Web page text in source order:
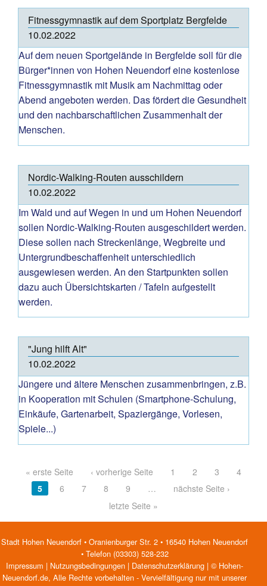
Fitnessgymnastik auf dem Sportplatz Bergfelde
10.02.2022
Auf dem neuen Sportgelände in Bergfelde soll für die
Bürger*innen von Hohen Neuendorf eine kostenlose
Fitnessgymnastik mit Musik am Nachmittag oder
Abend angeboten werden. Das fördert die Gesundheit
und den nachbarschaftlichen Zusammenhalt der
Menschen.
Nordic-Walking-Routen ausschildern
10.02.2022
Im Wald und auf Wegen in und um Hohen Neuendorf
sollen Nordic-Walking-Routen ausgeschildert werden.
Diese sollen nach Streckenlänge, Wegbreite und
Untergrundbeschaffenheit unterschiedlich
ausgewiesen werden. An den Startpunkten sollen
dazu auch Übersichtskarten / Tafeln aufgestellt
werden.
"Jung hilft Alt"
10.02.2022
Jüngere und ältere Menschen zusammenbringen, z.B.
in Kooperation mit Schulen (Smartphone-Schulung,
Einkäufe, Gartenarbeit, Spaziergänge, Vorlesen,
Spiele...)
Pages
« erste Seite ‹ vorherige Seite 1 2 3
4
5
6 7 8 9 …
nächste Seite ›
letzte Seite »
Stadt Hohen Neuendorf • Oranienburger Str. 2 • 16540 Hohen Neuendorf
• Telefon (03303) 528-232
Impressum | Nutzungsbedingungen | Datenschutzerklärung | © Hohen-
Neuendorf.de, Alle Rechte vorbehalten - Vervielfältigung nur mit unserer